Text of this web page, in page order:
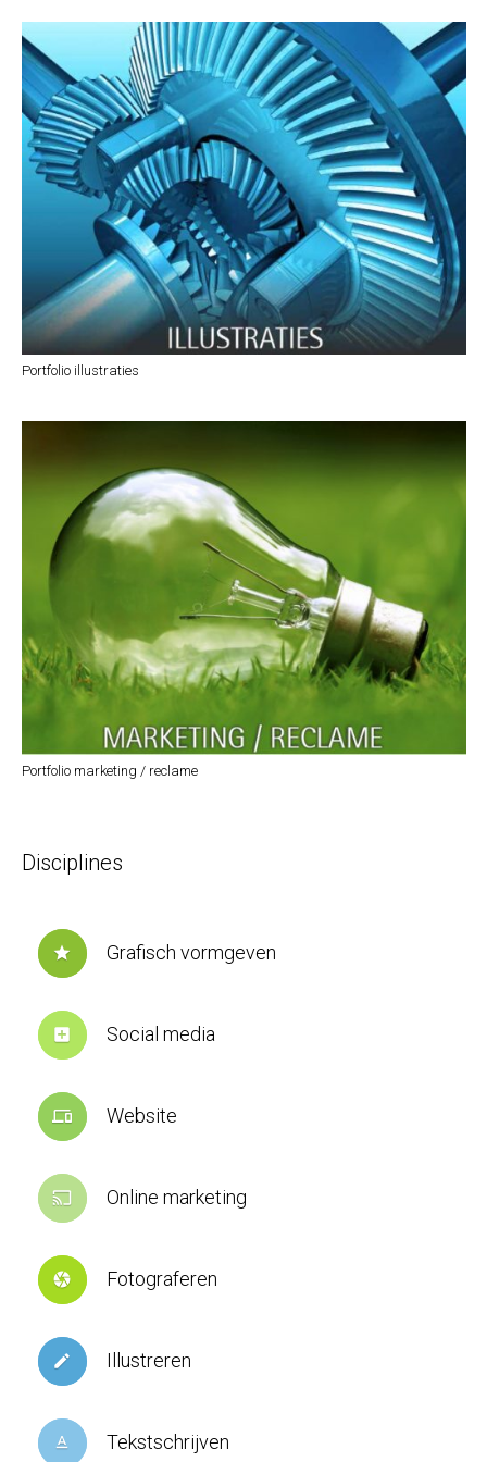
Portfolio illustraties
Portfolio marketing / reclame
Disciplines
star Grafisch vormgeven
add_box Social media
devices Website
cast Online marketing
camera Fotograferen
create Illustreren
text_format Tekstschrijven